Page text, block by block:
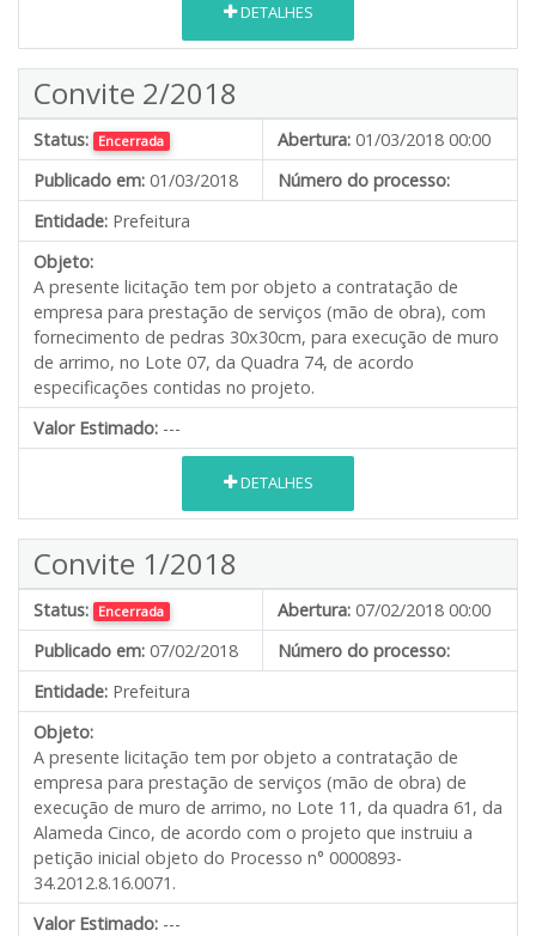
DETALHES
Convite 2/2018
Status: Encerrada Abertura: 01/03/2018 00:00
Publicado em: 01/03/2018
Número do processo:
Entidade: Prefeitura
Objeto:
A presente licitação tem por objeto a contratação de
empresa para prestação de serviços (mão de obra), com
fornecimento de pedras 30x30cm, para execução de muro
de arrimo, no Lote 07, da Quadra 74, de acordo
especificações contidas no projeto.
Valor Estimado: ---
DETALHES
Convite 1/2018
Status: Encerrada Abertura: 07/02/2018 00:00
Publicado em: 07/02/2018
Número do processo:
Entidade: Prefeitura
Objeto:
A presente licitação tem por objeto a contratação de
empresa para prestação de serviços (mão de obra) de
execução de muro de arrimo, no Lote 11, da quadra 61, da
Alameda Cinco, de acordo com o projeto que instruiu a
petição inicial objeto do Processo n° 0000893-
34.2012.8.16.0071.
Valor Estimado: ---